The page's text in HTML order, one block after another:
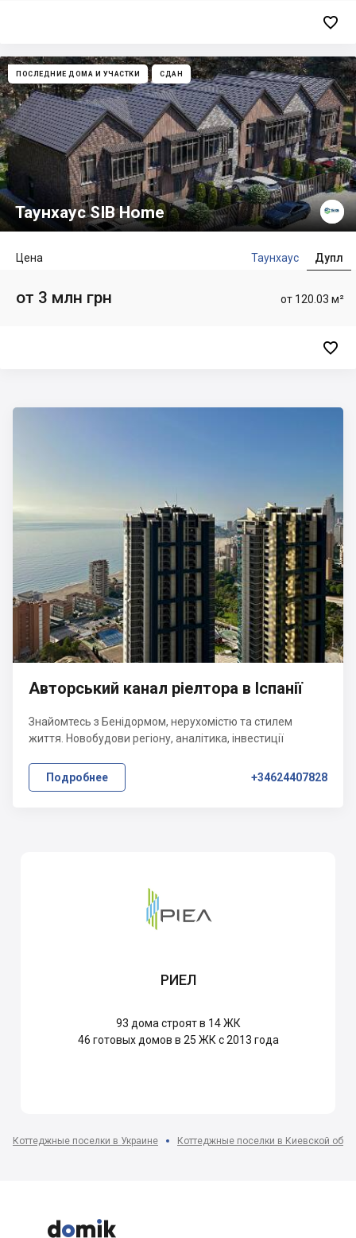

ПОСЛЕДНИЕ ДОМА И УЧАСТКИ СДАН
Таунхаус SIB Home
Таунхаус Дупл
Цена
от 120.03 м²
от 3 млн грн

Авторський канал ріелтора в Іспанії
Знайомтесь з Бенідормом, нерухомістю та стилем
життя. Новобудови регіону, аналітика, інвестиції
Подробнее +34624407828
РИЕЛ
93 дома строят в 14 ЖК
46 готовых домов в 25 ЖК с 2013 года
Коттеджные поселки в Украине Коттеджные поселки в Киевской


